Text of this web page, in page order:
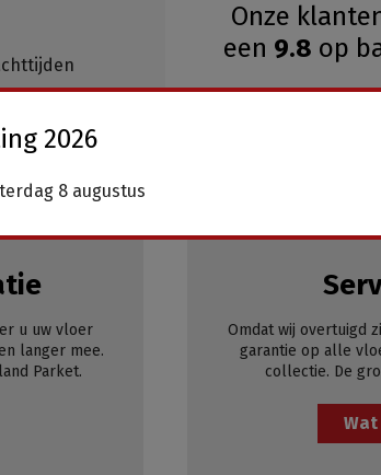
Onze
een 9.8 op
u uw vloer
langer mee.
Parket.
Omdat wij overtuigd
garantie op alle
collectie. De
2026
8 augustus